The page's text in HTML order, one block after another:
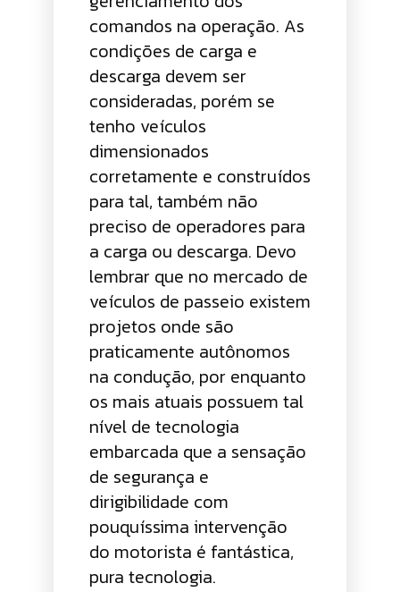
comandos na operação. As
condições de carga e
descarga devem ser
consideradas, porém se
tenho veículos
dimensionados
corretamente e construídos
para tal, também não
preciso de operadores para
a carga ou descarga. Devo
lembrar que no mercado de
veículos de passeio existem
projetos onde são
praticamente autônomos
na condução, por enquanto
os mais atuais possuem tal
nível de tecnologia
embarcada que a sensação
de segurança e
dirigibilidade com
pouquíssima intervenção
do motorista é fantástica,
pura tecnologia.